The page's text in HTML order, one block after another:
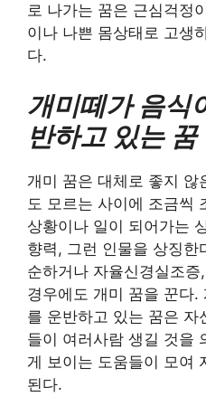
로 나가는 꿈은 근심걱정
이나 나쁜 몸상태로 고생
다.
개미떼가 음식
반하고 있는 꿈
개미 꿈은 대체로 좋지 않
도 모르는 사이에 조금씩
상황이나 일이 되어가는
향력, 그런 인물을 상징한
순하거나 자율신경실조
경우에도 개미 꿈을 꾼다.
를 운반하고 있는 꿈은 자
들이 여러사람 생길 것을
게 보이는 도움들이 모여
된다.